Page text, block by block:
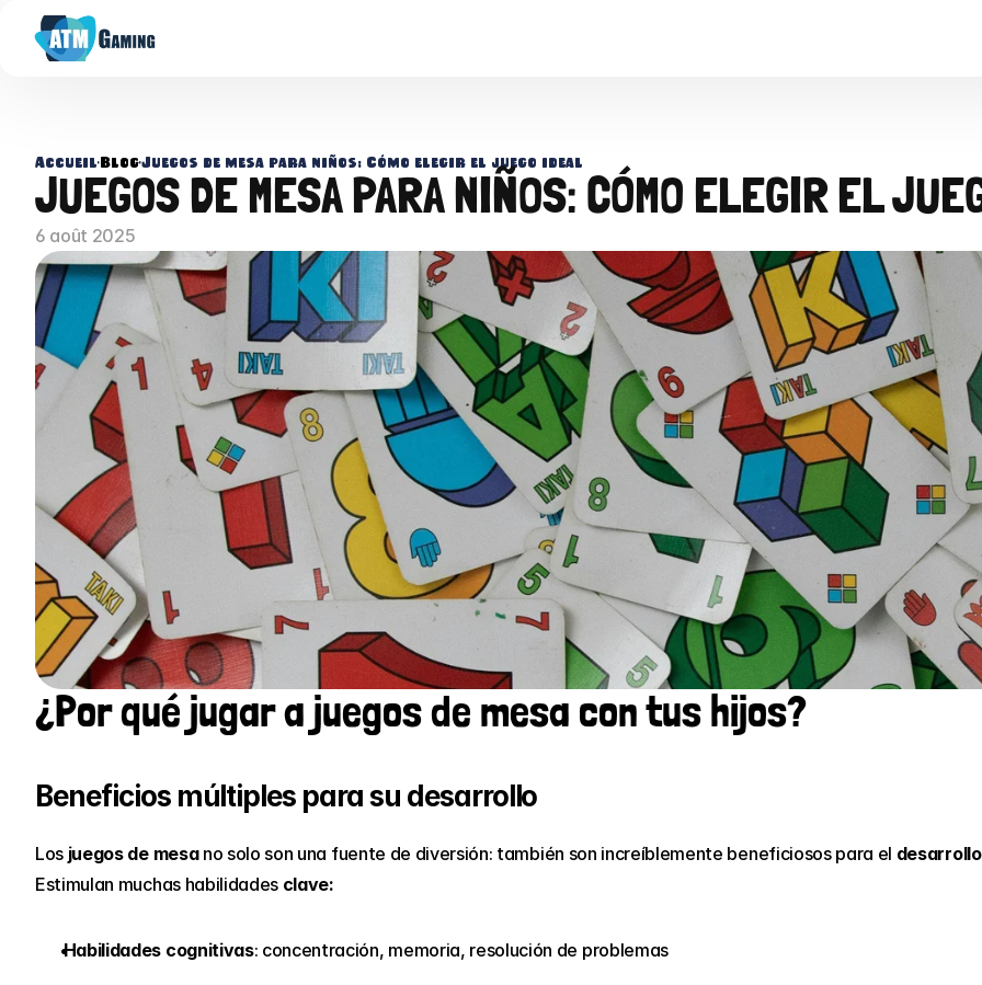
Accueil•Blog•Juegos de mesa para niños: Cómo elegir el juego ideal
JUEGOS DE MESA PARA NIÑOS: CÓMO ELEGIR EL
6 août 2025
¿Por qué jugar a juegos de mesa con tus hijos?
Beneficios múltiples para su desarrollo
Los juegos de mesa no solo son una fuente de diversión: también son increíblemente beneficiosos para el
Estimulan muchas habilidades clave:
Habilidades cognitivas: concentración, memoria, resolución de problemas